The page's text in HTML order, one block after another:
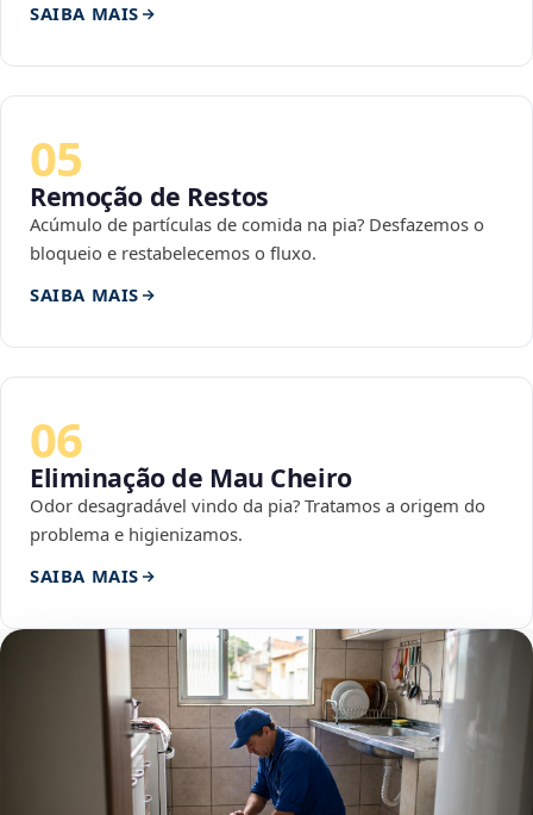
SAIBA MAIS
05
Remoção de Restos
Acúmulo de partículas de comida na pia? Desfazemos o
bloqueio e restabelecemos o fluxo.
SAIBA MAIS
06
Eliminação de Mau Cheiro
Odor desagradável vindo da pia? Tratamos a origem do
problema e higienizamos.
SAIBA MAIS